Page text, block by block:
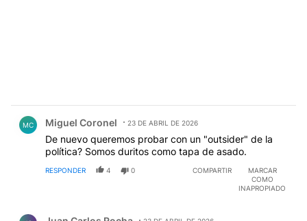
MC Miguel Coronel 23 DE ABRIL DE 2026
De nuevo queremos probar con un "outsider" de la
política? Somos duritos como tapa de asado.
RESPONDER 4 0 COMPARTIR
MARCAR
COMO
INAPROPIADO